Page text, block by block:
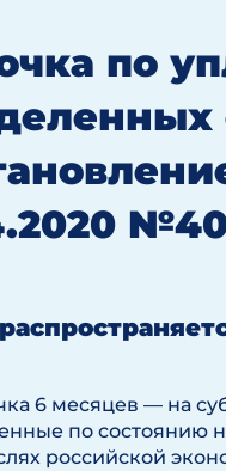
по
6 месяцев — на
по состоянию
российской